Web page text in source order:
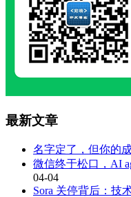
最新文章
名字定了，但你的
微信终于松口，AI
04-04
Sora 关停背后：技